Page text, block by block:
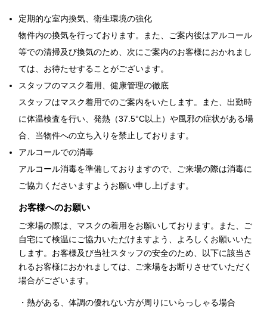
定期的な室内換気、衛生環境の強化
物件内の換気を行っております。また、ご案内後はアルコール
等での清掃及び換気のため、次にご案内のお客様におかれまし
ては、お待たせすることがございます。
スタッフのマスク着用、健康管理の徹底
スタッフはマスク着用でのご案内をいたします。また、出勤時
に体温検査を行い、発熱（37.5°C以上）や風邪の症状がある場
合、当物件への立ち入りを禁止しております。
アルコールでの消毒
アルコール消毒を準備しておりますので、ご来場の際は消毒に
ご協力くださいますようお願い申し上げます。
お客様へのお願い
ご来場の際は、マスクの着用をお願いしております。また、ご
自宅にて検温にご協力いただけますよう、よろしくお願いいた
します。お客様及び当社スタッフの安全のため、以下に該当さ
れるお客様におかれましては、ご来場をお断りさせていただく
場合がございます。
・熱がある、体調の優れない方が周りにいらっしゃる場合